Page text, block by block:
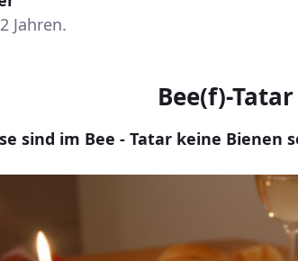
Jahren.
Bee(f)-Tatar
sind im Bee - Tatar keine Bienen